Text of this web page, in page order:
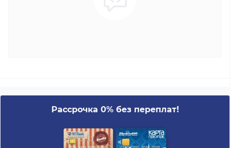
Рассрочка 0% без переплат!